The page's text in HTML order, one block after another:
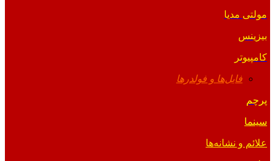
مولتی مدیا
بیزینس
کامپیوتر
فایل‌ها و فولدرها
پرچم
سینما
علائم و نشانه‌ها